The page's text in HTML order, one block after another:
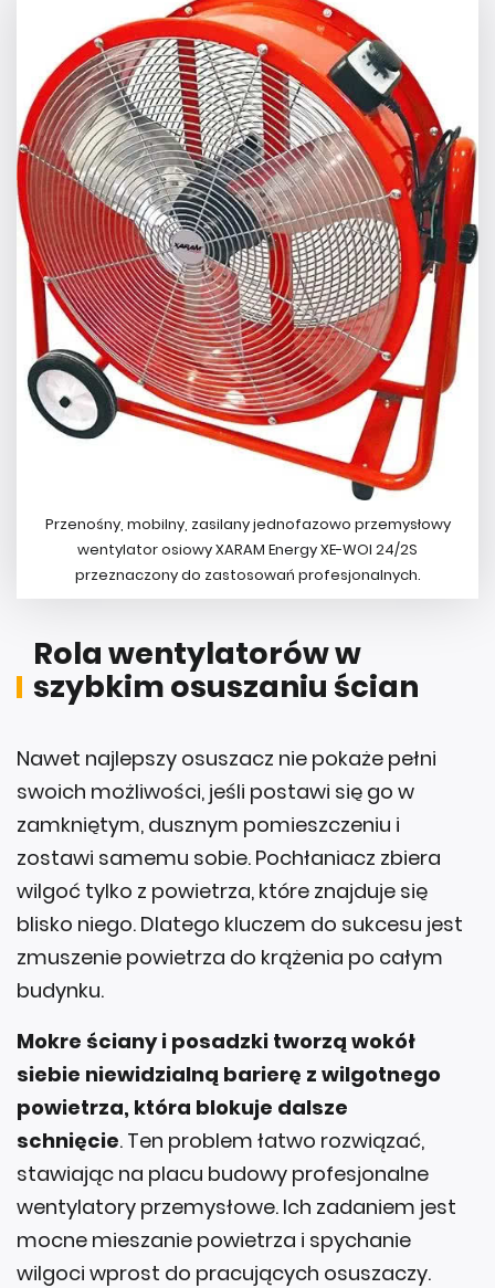
Przenośny, mobilny, zasilany jednofazowo przemysłowy
wentylator osiowy XARAM Energy XE-WOI 24/2S
przeznaczony do zastosowań profesjonalnych.
Rola wentylatorów w
szybkim osuszaniu ścian
Nawet najlepszy osuszacz nie pokaże pełni
swoich możliwości, jeśli postawi się go w
zamkniętym, dusznym pomieszczeniu i
zostawi samemu sobie. Pochłaniacz zbiera
wilgoć tylko z powietrza, które znajduje się
blisko niego. Dlatego kluczem do sukcesu jest
zmuszenie powietrza do krążenia po całym
budynku.
Mokre ściany i posadzki tworzą wokół
siebie niewidzialną barierę z wilgotnego
powietrza, która blokuje dalsze
schnięcie. Ten problem łatwo rozwiązać,
stawiając na placu budowy profesjonalne
wentylatory przemysłowe. Ich zadaniem jest
mocne mieszanie powietrza i spychanie
wilgoci wprost do pracujących osuszaczy.